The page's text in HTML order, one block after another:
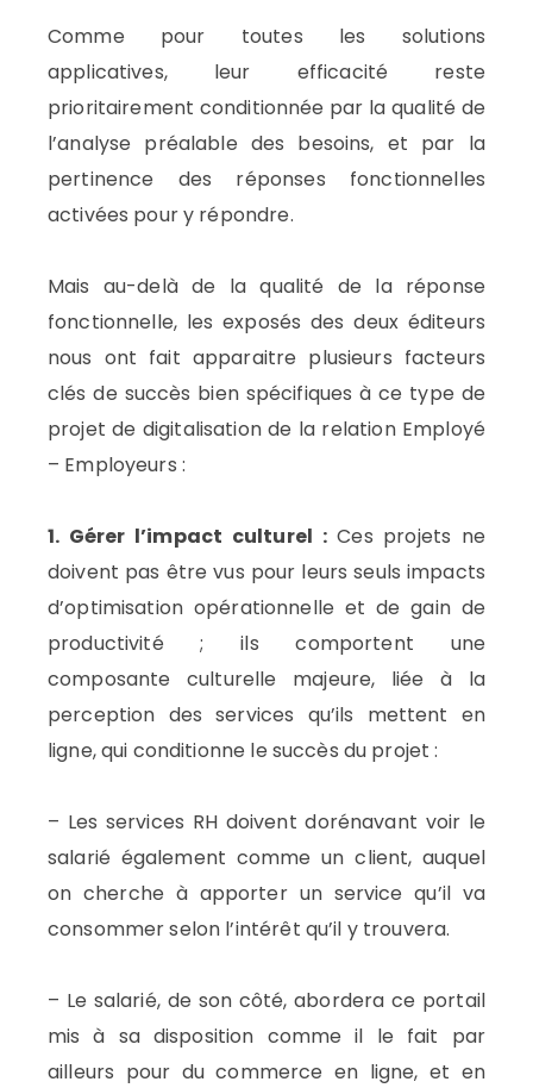
Comme pour toutes les solutions
applicatives, leur efficacité reste
prioritairement conditionnée par la qualité de
l’analyse préalable des besoins, et par la
pertinence des réponses fonctionnelles
activées pour y répondre.
Mais au-delà de la qualité de la réponse
fonctionnelle, les exposés des deux éditeurs
nous ont fait apparaitre plusieurs facteurs
clés de succès bien spécifiques à ce type de
projet de digitalisation de la relation Employé
– Employeurs :
1. Gérer l’impact culturel :Ces projets ne
doivent pas être vus pour leurs seuls impacts
d’optimisation opérationnelle et de gain de
productivité ; ils comportent une
composante culturelle majeure, liée à la
perception des services qu’ils mettent en
ligne, qui conditionne le succès du projet :
– Les services RH doivent dorénavant voir le
salarié également comme un client, auquel
on cherche à apporter un service qu’il va
consommer selon l’intérêt qu’il y trouvera.
– Le salarié, de son côté, abordera ce portail
mis à sa disposition comme il le fait par
ailleurs pour du commerce en ligne, et en